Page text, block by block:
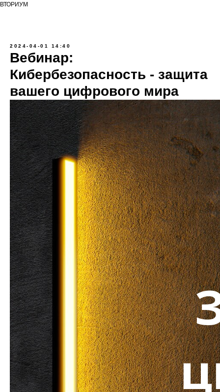
ВТОРИУМ
2024-04-01 14:40
Вебинар:
Кибербезопасность - защита
вашего цифрового мира